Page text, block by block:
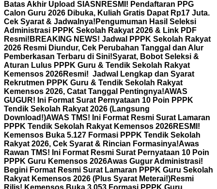
Batas Akhir Upload SIASN RESMI! Pendaftaran PPG
Calon Guru 2026 Dibuka, Kuliah Gratis Dapat Rp17 Juta.
Cek Syarat & Jadwalnya! Pengumuman Hasil Seleksi
Administrasi PPPK Sekolah Rakyat 2026 & Link PDF
Resmi! BREAKING NEWS! Jadwal PPPK Sekolah Rakyat
2026 Resmi Diundur, Cek Perubahan Tanggal dan Alur
Pemberkasan Terbaru di Sini!Syarat, Bobot Seleksi &
Aturan Lulus PPPK Guru & Tendik Sekolah Rakyat
Kemensos 2026Resmi! Jadwal Lengkap dan Syarat
Rekrutmen PPPK Guru & Tendik Sekolah Rakyat
Kemensos 2026, Catat Tanggal Pentingnya!AWAS
GUGUR! Ini Format Surat Pernyataan 10 Poin PPPK
Tendik Sekolah Rakyat 2026 (Langsung
Download!)AWAS TMS! Ini Format Resmi Surat Lamaran
PPPK Tendik Sekolah Rakyat Kemensos 2026RESMI!
Kemensos Buka 5.127 Formasi PPPK Tendik Sekolah
Rakyat 2026, Cek Syarat & Rincian Formasinya!Awas
Rawan TMS! Ini Format Resmi Surat Pernyataan 10 Poin
PPPK Guru Kemensos 2026Awas Gugur Administrasi!
Begini Format Resmi Surat Lamaran PPPK Guru Sekolah
Rakyat Kemensos 2026 (Plus Syarat Meterai!)Resmi
Rilis! Kemensos Buka 3.053 Formasi PPPK Guru